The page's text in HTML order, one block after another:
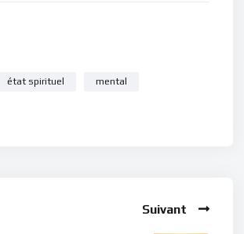
état spirituel mental
Suivant